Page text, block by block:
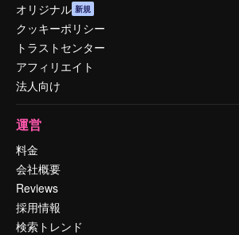
オリジナル 新規
クッキーポリシー
トラストセンター
アフィリエイト
法人向け
運営
料金
会社概要
Reviews
採用情報
検索トレンド